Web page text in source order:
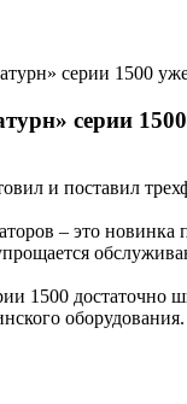
серии 1500
серии
и поставил
– это
1500 достаточно
оборудования.